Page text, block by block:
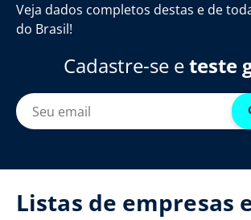
Veja dados completos destas e de
do Brasil!
Cadastre-se eteste
Listas de empresas